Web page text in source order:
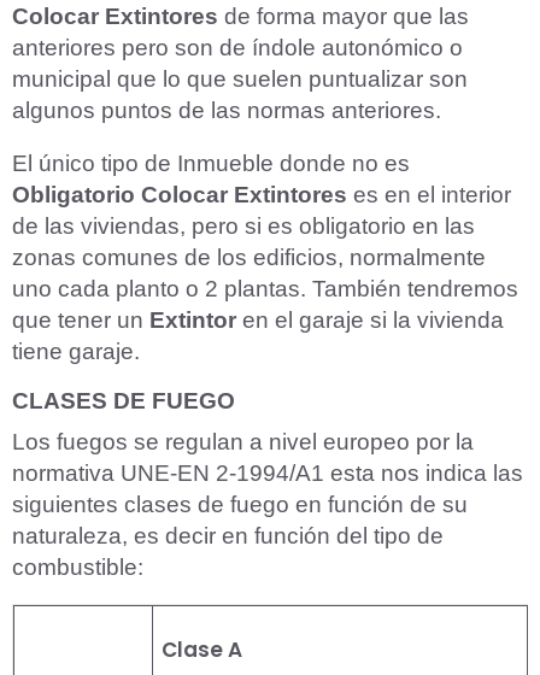
Colocar Extintores de forma mayor que las
anteriores pero son de índole autonómico o
municipal que lo que suelen puntualizar son
algunos puntos de las normas anteriores.
El único tipo de Inmueble donde no es
Obligatorio Colocar Extintores es en el interior
de las viviendas, pero si es obligatorio en las
zonas comunes de los edificios, normalmente
uno cada planto o 2 plantas. También tendremos
que tener un Extintor en el garaje si la vivienda
tiene garaje.
CLASES DE FUEGO
Los fuegos se regulan a nivel europeo por la
normativa UNE-EN 2-1994/A1 esta nos indica las
siguientes clases de fuego en función de su
naturaleza, es decir en función del tipo de
combustible:
Clase A